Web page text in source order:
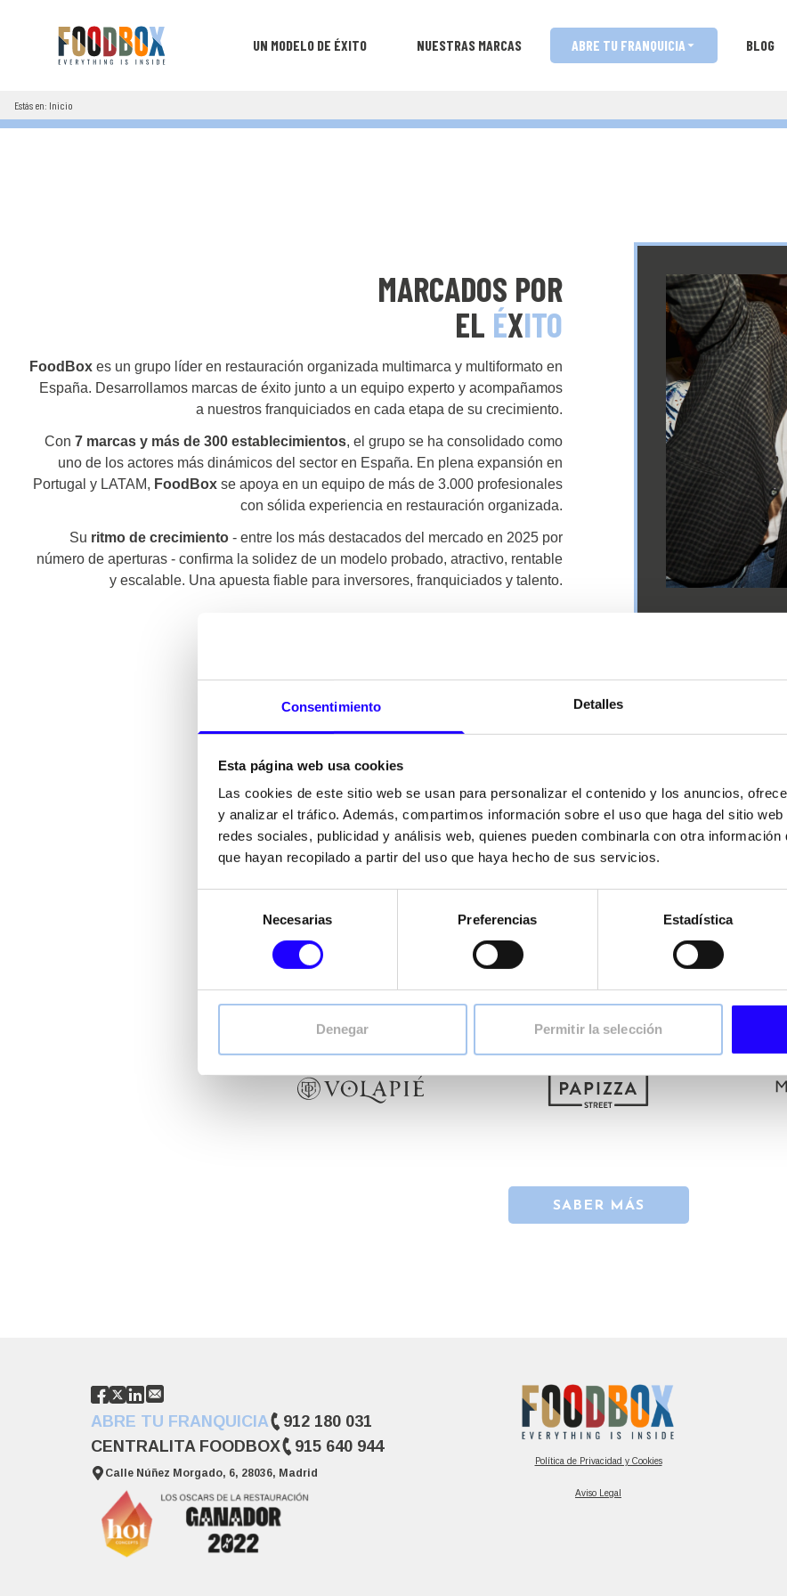
Consentimiento Detalles
Esta página web usa cookies
Las cookies de este sitio web se usan para personalizar el contenido y los anuncios,
y analizar el tráfico. Además, compartimos información sobre el uso que haga del sitio
redes sociales, publicidad y análisis web, quienes pueden combinarla con otra información
que hayan recopilado a partir del uso que haya hecho de sus servicios.
consentimiento
Necesarias Preferencias Estadística
Denegar Permitir la selección
UN MODELO DE ÉXITO NUESTRAS MARCAS ABRE TU FRANQUICIA BLOG
Estás en: Inicio
MARCADOS POR
EL ÉXITO
FoodBox es un grupo líder en restauración organizada multimarca y multiformato en
España. Desarrollamos marcas de éxito junto a un equipo experto y acompañamos
a nuestros franquiciados en cada etapa de su crecimiento.
Con 7 marcas y más de 300 establecimientos, el grupo se ha consolidado como
uno de los actores más dinámicos del sector en España. En plena expansión en
Portugal y LATAM, FoodBox se apoya en un equipo de más de 3.000 profesionales
con sólida experiencia en restauración organizada.
Su ritmo de crecimiento - entre los más destacados del mercado en 2025 por
número de aperturas - confirma la solidez de un modelo probado, atractivo, rentable
y escalable. Una apuesta fiable para inversores, franquiciados y talento.
NUESTRAS
FoodBoxreúne un portfolio de marcas complementarias, modernas, con
para responder a distintos momentos de consumo dentro de la
Desde conceptos de Coffee & Bakery hasta restauración casual y urbana, cada
eficiencia operativa y capacidad de expansión.
Un ecosistema multimarca coherente, pensado para atraer y satisfacer a los
nuestros establecimientos a diario.
SABER MÁS
ABRE TU FRANQUICIA
912 180 031
CENTRALITA FOODBOX
915 640 944
Calle Núñez Morgado, 6, 28036, Madrid
Política de Privacidad y Cookies
Aviso Legal